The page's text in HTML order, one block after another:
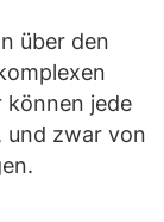
über den
können jede
und zwar von